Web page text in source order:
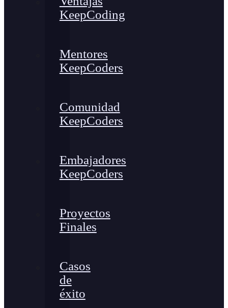
KeepCoding
Mentores
KeepCoders
Comunidad
KeepCoders
Embajadores
KeepCoders
Proyectos
Finales
Casos
de
éxito